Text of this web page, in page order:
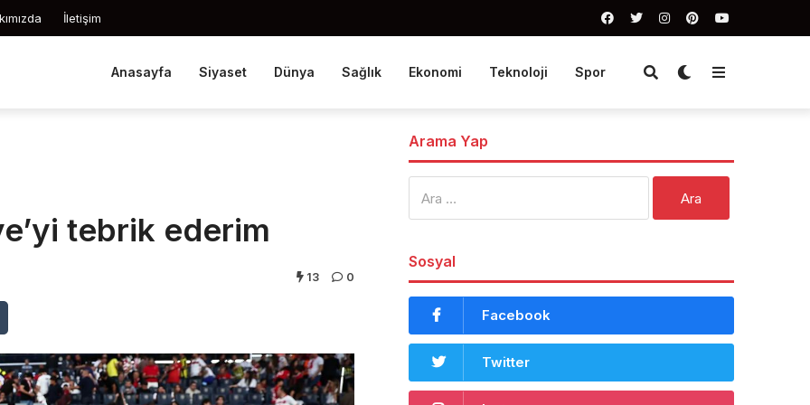
İletişim
Anasayfa Siyaset Dünya Sağlık Ekonomi Teknoloji Spor
tebrik ederim
13 0
Arama Yap
Sosyal
Facebook
Twitter